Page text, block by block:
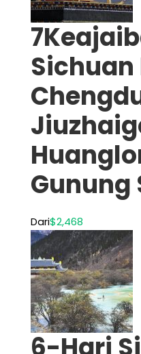
Sichuan
Gunung
Dari$2,468